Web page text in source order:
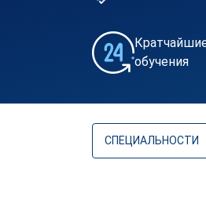
обучения
СПЕЦИАЛЬНОСТИ